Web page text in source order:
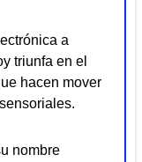
a
triunfa en el
hacen mover
nombre